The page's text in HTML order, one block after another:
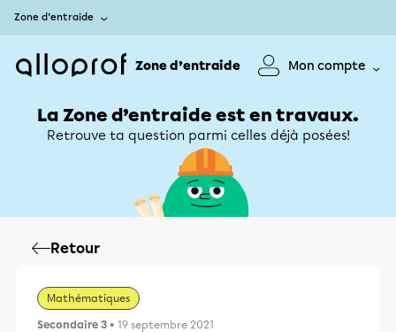
Zone d’entraide
Zone d’entraide Mon compte
La Zone d’entraide est en travaux.
Retrouve ta question parmi celles déjà posées!
Retour
Mathématiques
Secondaire 3 • 19 septembre 2021